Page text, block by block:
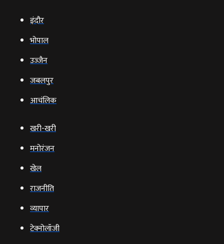
इंदौर
भोपाल
उज्‍जैन
जबलपुर
आचंलिक
खरी-खरी
मनोरंजन
खेल
राजनीति
व्‍यापार
टेक्‍नोलॉजी